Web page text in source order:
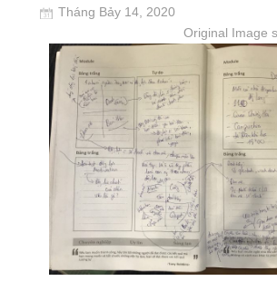
Tháng Bảy 14, 2020
Original Image